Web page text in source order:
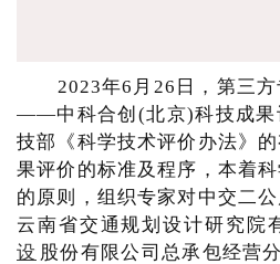
2023年6月26日，第三方
——中科合创(北京)科技成果
技部《科学技术评价办法》
果评价的标准及程序，本着
的原则，组织专家对中交二
云南省交通规划设计研究院
设 股份有限公司总承包经营